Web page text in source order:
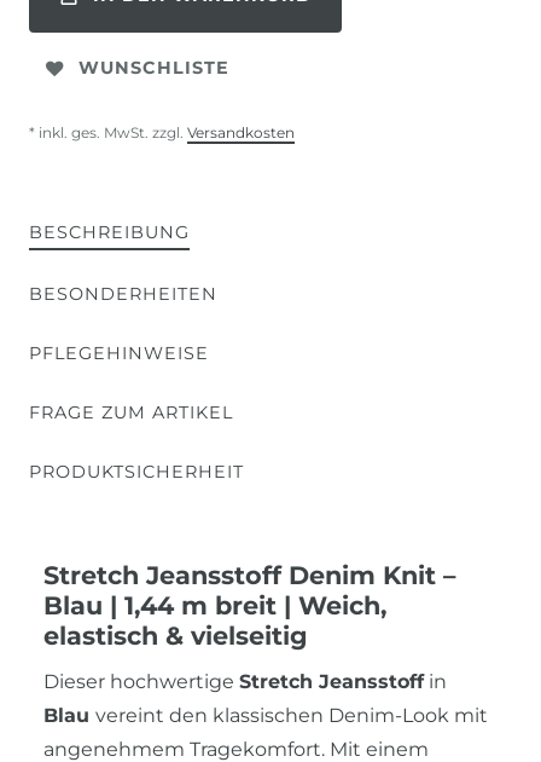
WUNSCHLISTE
* inkl. ges. MwSt. zzgl. Versandkosten
BESCHREIBUNG
BESONDERHEITEN
PFLEGEHINWEISE
FRAGE ZUM ARTIKEL
PRODUKTSICHERHEIT
Stretch Jeansstoff Denim Knit –
Blau | 1,44 m breit | Weich,
elastisch & vielseitig
Dieser hochwertige Stretch Jeansstoffin
Blau vereint den klassischen Denim-Look mit
angenehmem Tragekomfort. Mit einem